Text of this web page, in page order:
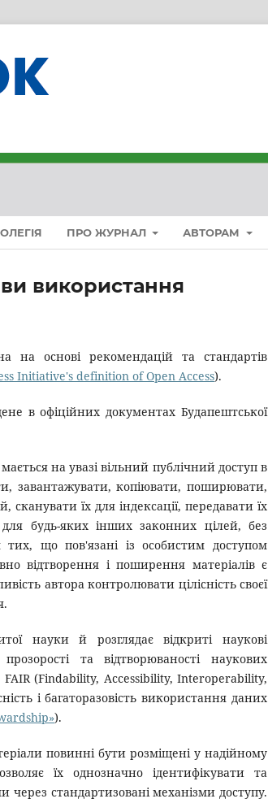
ПРО ЖУРНАЛ АВТОРАМ
використання
на основі рекомендацій та стандартів
Initiative's definition of Open Access).
в офіційних документах Будапештської
на увазі вільний публічний доступ в
завантажувати, копіювати, поширювати,
їх для індексації, передавати їх
будь-яких інших законних цілей, без
що пов'язані із особистим доступом
відтворення і поширення матеріалів є
автора контролювати цілісність своєї
науки й розглядає відкриті наукові
та відтворюваності наукових
FAIR (Findability, Accessibility, Interoperability,
і багаторазовість використання даних
).
повинні бути розміщені у надійному
їх однозначно ідентифікувати та
стандартизовані механізми доступу.